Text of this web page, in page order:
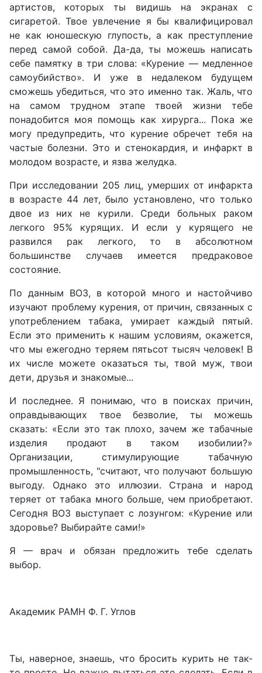
артистов, которых ты видишь на экранах с
сигаретой. Твое увлечение я бы квалифицировал
не как юношескую глупость, а как преступление
перед самой собой. Да-да, ты можешь написать
себе памятку в три слова: «Курение — медленное
самоубийство». И уже в недалеком будущем
сможешь убедиться, что это именно так. Жаль, что
на самом трудном этапе твоей жизни тебе
понадобится моя помощь как хирурга... Пока же
могу предупредить, что курение обречет тебя на
частые болезни. Это и стенокардия, и инфаркт в
молодом возрасте, и язва желудка.
При исследовании 205 лиц, умерших от инфаркта
в возрасте 44 лет, было установлено, что только
двое из них не курили. Среди больных раком
легкого 95% курящих. И если у курящего не
развился рак легкого, то в абсолютном
большинстве случаев имеется предраковое
состояние.
По данным ВОЗ, в которой много и настойчиво
изучают проблему курения, от причин, связанных с
употреблением табака, умирает каждый пятый.
Если это применить к нашим условиям, окажется,
что мы ежегодно теряем пятьсот тысяч человек! В
их числе можете оказаться ты, твой муж, твои
дети, друзья и знакомые...
И последнее. Я понимаю, что в поисках причин,
оправдывающих твое безволие, ты можешь
сказать: «Если это так плохо, зачем же табачные
изделия продают в таком изобилии?»
Организации, стимулирующие табачную
промышленность, "считают, что получают большую
выгоду. Однако это иллюзии. Страна и народ
теряет от табака много больше, чем приобретают.
Сегодня ВОЗ выступает с лозунгом: «Курение или
здоровье? Выбирайте сами!»
Я — врач и обязан предложить тебе сделать
выбор.
Академик РАМН Ф. Г. Углов
Ты, наверное, знаешь, что бросить курить не так-